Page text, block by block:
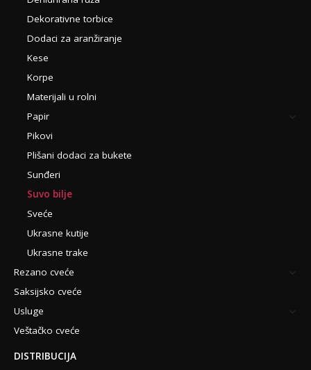
Dekorativne torbice
Dodaci za aranžiranje
Kese
Korpe
Materijali u rolni
Papir
Pikovi
Plišani dodaci za bukete
Sunđeri
Suvo bilje
Sveće
Ukrasne kutije
Ukrasne trake
Rezano cveće
Saksijsko cveće
Usluge
Veštačko cveće
DISTRIBUCIJA